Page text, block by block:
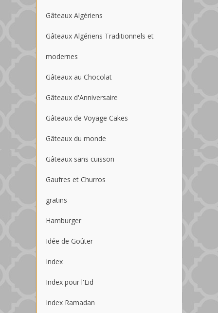
Gâteaux Algériens
Gâteaux Algériens Traditionnels et
modernes
Gâteaux au Chocolat
Gâteaux d'Anniversaire
Gâteaux de Voyage Cakes
Gâteaux du monde
Gâteaux sans cuisson
Gaufres et Churros
gratins
Hamburger
Idée de Goûter
Index
Index pour l'Eid
Index Ramadan